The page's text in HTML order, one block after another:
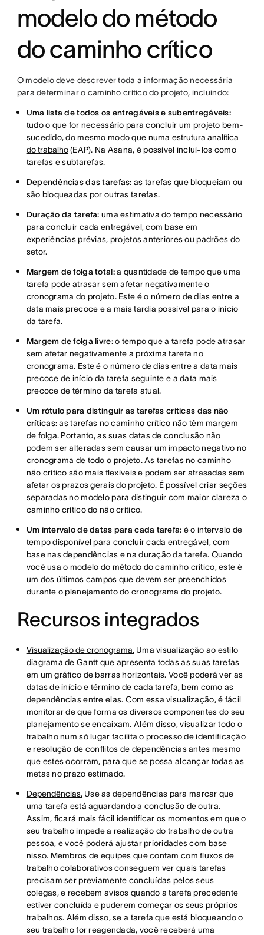
modelo do método
do caminho crítico
O modelo deve descrever toda a informação necessária
para determinar o caminho crítico do projeto, incluindo:
Uma lista de todos os entregáveis e subentregáveis:
tudo o que for necessário para concluir um projeto bem-
sucedido, do mesmo modo que numa estrutura analítica
do trabalho(EAP). Na Asana, é possível incluí-los como
tarefas e subtarefas.
Dependências das tarefas: as tarefas que bloqueiam ou
são bloqueadas por outras tarefas.
Duração da tarefa: uma estimativa do tempo necessário
para concluir cada entregável, com base em
experiências prévias, projetos anteriores ou padrões do
setor.
Margem de folga total:a quantidade de tempo que uma
tarefa pode atrasar sem afetar negativamente o
cronograma do projeto. Este é o número de dias entre a
data mais precoce e a mais tardia possível para o início
da tarefa.
Margem de folga livre:o tempo que a tarefa pode atrasar
sem afetar negativamente a próxima tarefa no
cronograma. Este é o número de dias entre a data mais
precoce de início da tarefa seguinte e a data mais
precoce de término da tarefa atual.
Um rótulo para distinguir as tarefas críticas das não
críticas:as tarefas no caminho crítico não têm margem
de folga. Portanto, as suas datas de conclusão não
podem ser alteradas sem causar um impacto negativo no
cronograma de todo o projeto. As tarefas no caminho
não crítico são mais flexíveis e podem ser atrasadas sem
afetar os prazos gerais do projeto. É possível criar seções
separadas no modelo para distinguir com maior clareza o
caminho crítico do não crítico.
Um intervalo de datas para cada tarefa: é o intervalo de
tempo disponível para concluir cada entregável, com
base nas dependências e na duração da tarefa. Quando
você usa o modelo do método do caminho crítico, este é
um dos últimos campos que devem ser preenchidos
durante o planejamento do cronograma do projeto.
Recursos integrados
Visualização de cronograma.Uma visualização ao estilo
diagrama de Gantt que apresenta todas as suas tarefas
em um gráfico de barras horizontais. Você poderá ver as
datas de início e término de cada tarefa, bem como as
dependências entre elas. Com essa visualização, é fácil
monitorar de que forma os diversos componentes do seu
planejamento se encaixam. Além disso, visualizar todo o
trabalho num só lugar facilita o processo de identificação
e resolução de conflitos de dependências antes mesmo
que estes ocorram, para que se possa alcançar todas as
metas no prazo estimado.
Dependências.Use as dependências para marcar que
uma tarefa está aguardando a conclusão de outra.
Assim, ficará mais fácil identificar os momentos em que o
seu trabalho impede a realização do trabalho de outra
pessoa, e você poderá ajustar prioridades com base
nisso. Membros de equipes que contam com fluxos de
trabalho colaborativos conseguem ver quais tarefas
precisam ser previamente concluídas pelos seus
colegas, e recebem avisos quando a tarefa precedente
estiver concluída e puderem começar os seus próprios
trabalhos. Além disso, se a tarefa que está bloqueando o
seu trabalho for reagendada, você receberá uma